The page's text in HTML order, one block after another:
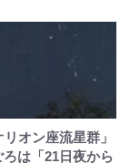
リオン座流星群」
は「21日夜から